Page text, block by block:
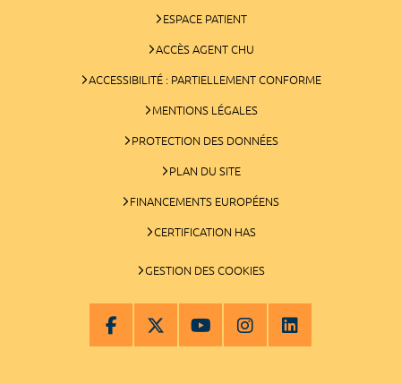
ESPACE PATIENT
ACCÈS AGENT CHU
ACCESSIBILITÉ : PARTIELLEMENT CONFORME
MENTIONS LÉGALES
PROTECTION DES DONNÉES
PLAN DU SITE
FINANCEMENTS EUROPÉENS
CERTIFICATION HAS
GESTION DES COOKIES